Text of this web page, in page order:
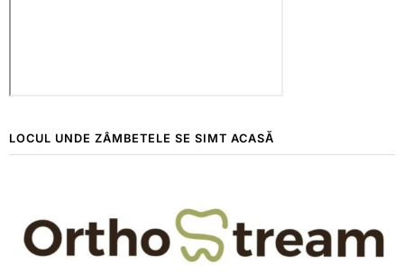
LOCUL UNDE ZÂMBETELE SE SIMT ACASĂ